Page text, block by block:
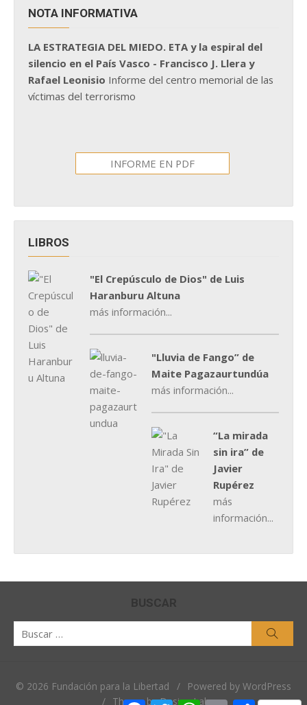
NOTA INFORMATIVA
LA ESTRATEGIA DEL MIEDO. ETA y la espiral del
silencio en el País Vasco - Francisco J. Llera y
Rafael Leonisio Informe del centro memorial de las
víctimas del terrorismo
INFORME EN PDF
LIBROS
"El Crepúsculo de Dios" de Luis
Haranburu Altuna
más información...
"Lluvia de Fango” de
Maite Pagazaurtundúa
más información...
“La mirada
sin ira” de
Javier
Rupérez
más
información...
BUSCAR
© 2026 Fundación para la Libertad /
Powered by WordPress
/ Theme by Design Lab